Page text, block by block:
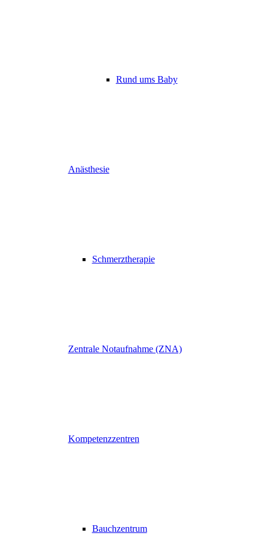
Rund ums Baby
Anästhesie
Schmerztherapie
Zentrale Notaufnahme (ZNA)
Kompetenzzentren
Bauchzentrum